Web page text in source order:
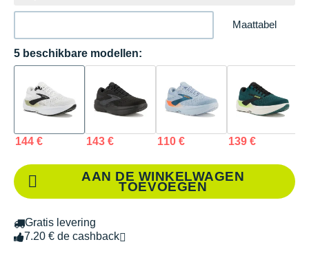
Maattabel
5 beschikbare modellen:
144 € 143 € 110 € 139 €
AAN DE WINKELWAGEN
TOEVOEGEN
Gratis levering
7.20 € de cashback